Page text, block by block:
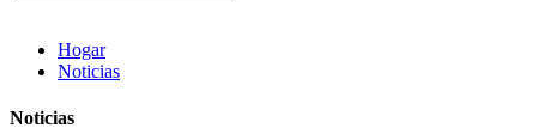
Hogar
Noticias
Noticias